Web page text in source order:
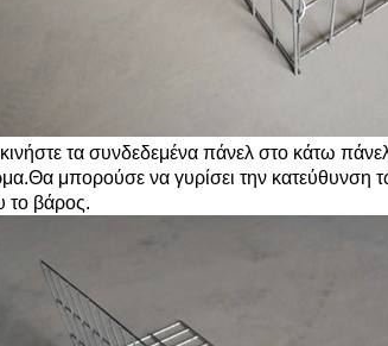
τα συνδεδεμένα πάνελ στο κάτω
μπορούσε να γυρίσει την κατεύθυνση
το βάρος.